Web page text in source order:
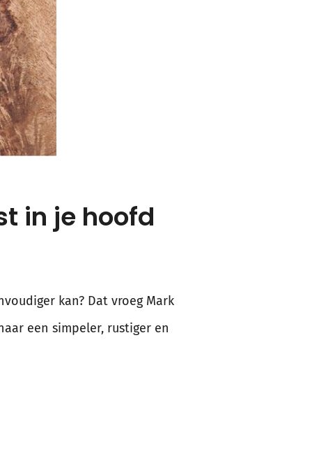
in je hoofd
kan? Dat vroeg Mark
een simpeler, rustiger en